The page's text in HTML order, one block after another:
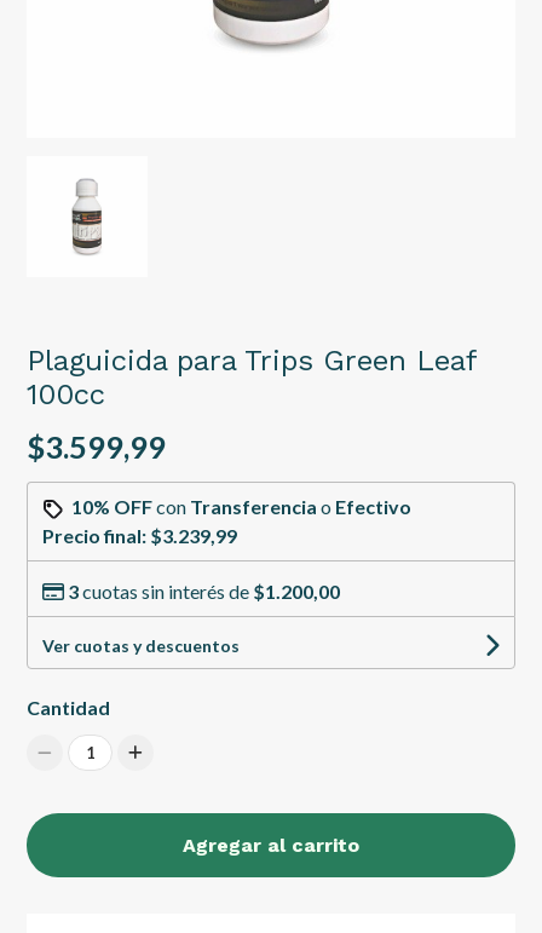
Plaguicida para Trips Green Leaf
100cc
$3.599,99
10% OFFcon Transferencia o Efectivo
Precio final: $3.239,99
3cuotas sin interés de $1.200,00
Ver cuotas y descuentos
Cantidad
1
Agregar al carrito